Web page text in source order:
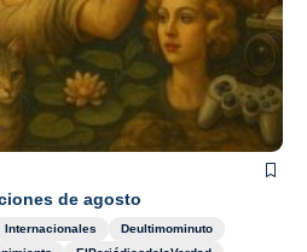
de agosto
Internacionales
Deultimominuto